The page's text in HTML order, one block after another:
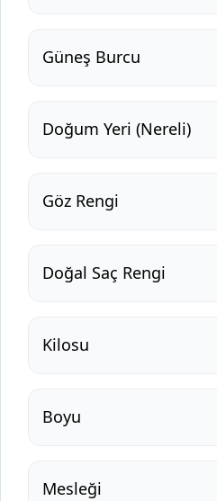
Güneş Burcu
Doğum Yeri (Nereli)
Göz Rengi
Doğal Saç Rengi
Kilosu
Boyu
Mesleği